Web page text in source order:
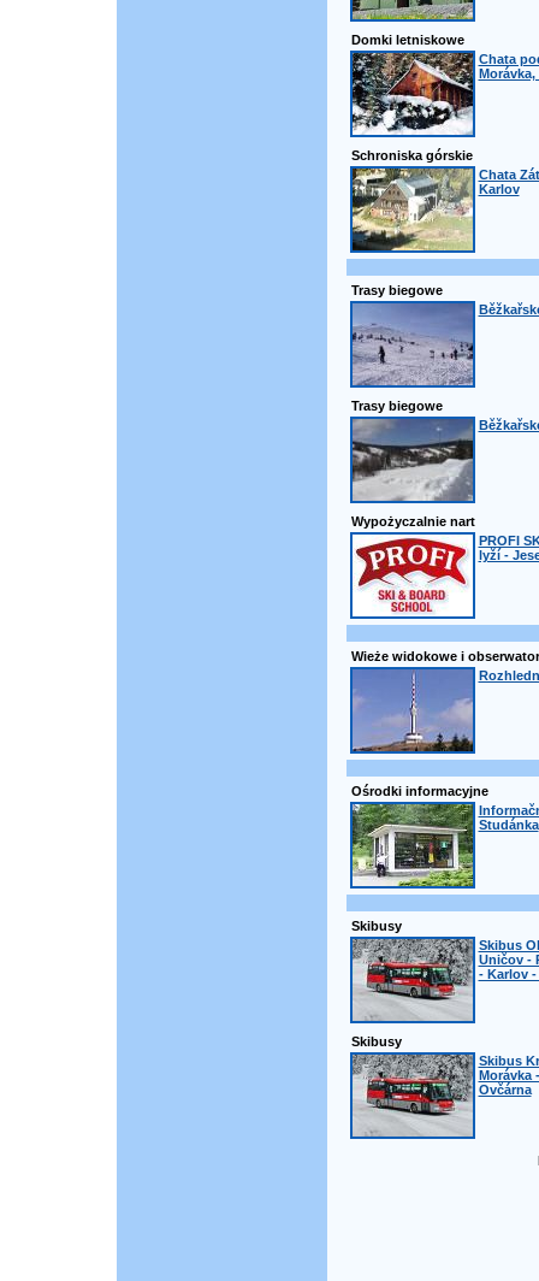
Domki letniskowe
Chata
Morávka,
Schroniska górskie
Chata
Karlov
Trasy biegowe
Trasy biegowe
Wypożyczalnie nart
PROFI
lyží -
Wieże widokowe i
Ośrodki informacyjne
Studánka
Skibusy
Skibus
Uničov -
- Karlov -
Skibusy
Skibus
Morávka
Ovčárna